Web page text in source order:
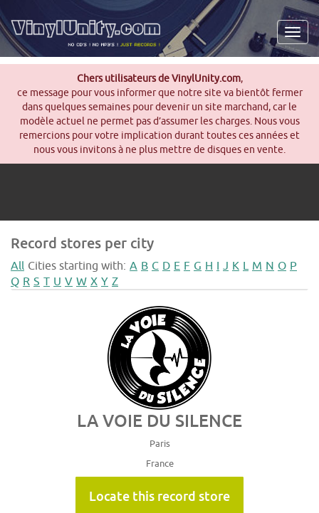
Chers utilisateurs de VinylUnity.com,
ce message pour vous informer que notre site va bientôt fermer
dans quelques semaines pour devenir un site marchand, car le
modèle actuel ne permet pas d’assumer les charges. Nous vous
remercions pour votre implication durant toutes ces années et
nous vous invitons à ne plus mettre de disques en vente.
Record stores per city
All Cities starting with: A B C D E F G H I J K L M N O P
Q R S T U V W X Y Z
LA VOIE DU SILENCE
Paris
France
Locate this record store